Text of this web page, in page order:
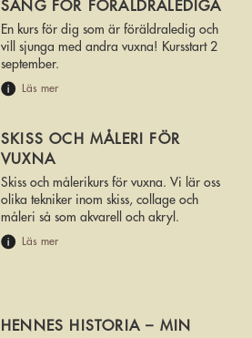
SÅNG FÖR FÖRÄLDRALEDIGA
En kurs för dig som är föräldraledig och
vill sjunga med andra vuxna! Kursstart 2
september.
Läs mer
SKISS OCH MÅLERI FÖR
VUXNA
Skiss och målerikurs för vuxna. Vi lär oss
olika tekniker inom skiss, collage och
måleri så som akvarell och akryl.
Läs mer
HENNES HISTORIA – MIN